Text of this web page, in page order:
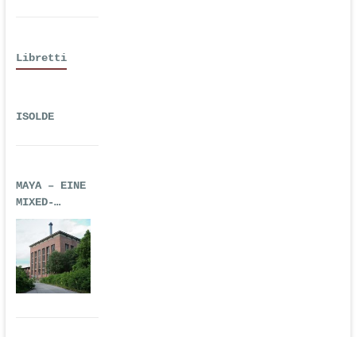
Libretti
ISOLDE
MAYA – EINE
MIXED-
REALITY-
TECHNO-OPER